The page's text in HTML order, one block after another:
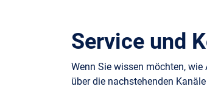
Service und
Wenn Sie wissen möchten,
über die nachstehenden